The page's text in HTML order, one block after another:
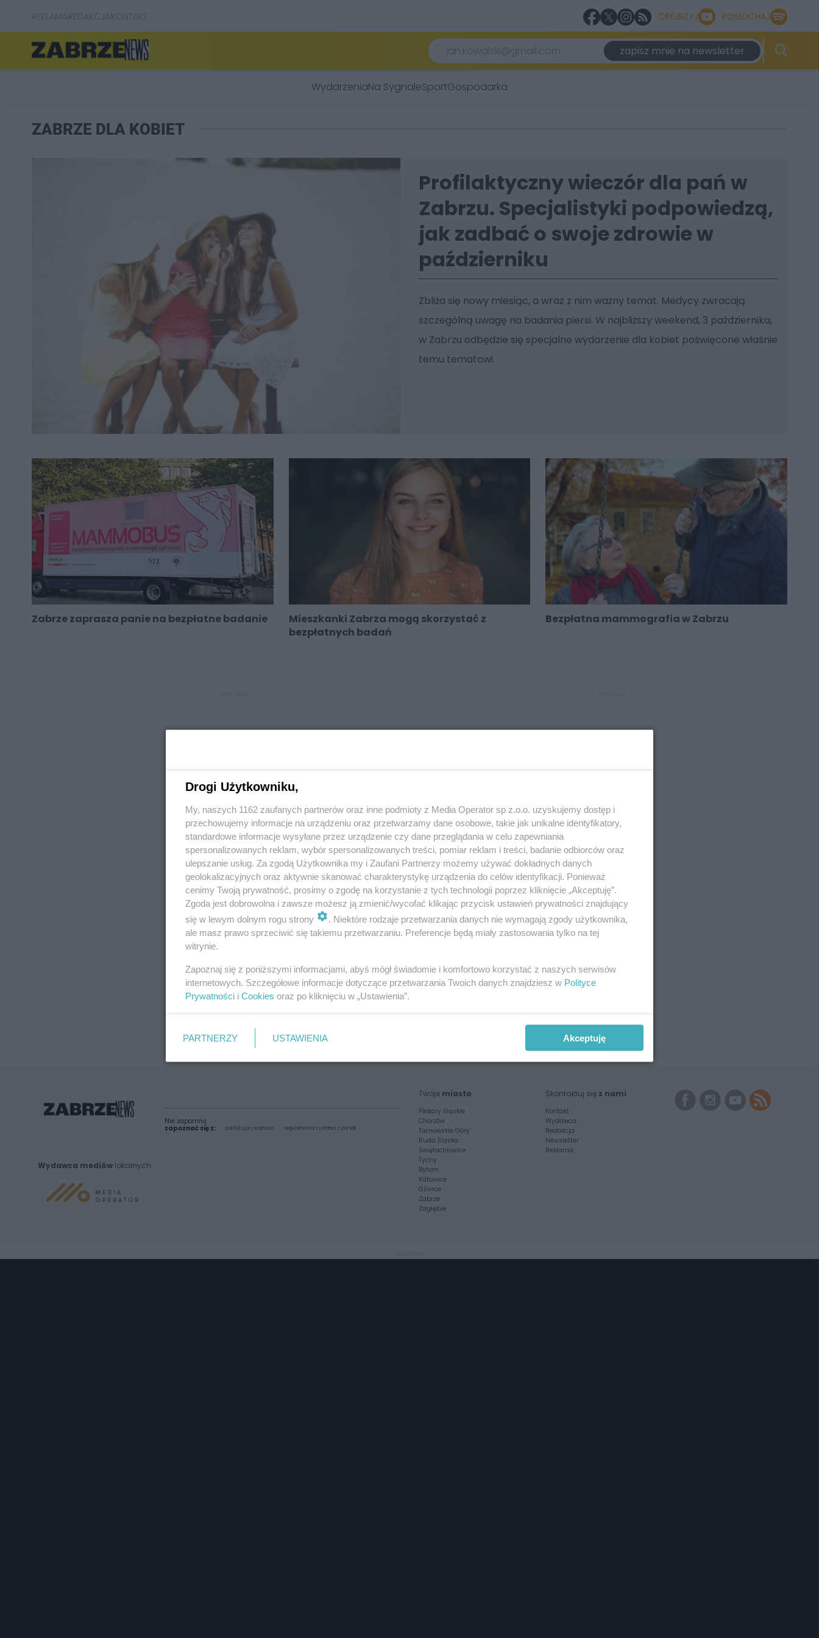
REKLAMAREDAKCJAKONTAKT OBEJRZYJ POSŁUCHAJ
zapisz mnie na newsletter
WydarzeniaNa SygnaleSportGospodarka
ZABRZE DLA KOBIET
Profilaktyczny wieczór dla pań w
Zabrzu. Specjalistyki podpowiedzą,
jak zadbać o swoje zdrowie w
październiku
Zbliża się nowy miesiąc, a wraz z nim ważny temat. Medycy zwracają
szczególną uwagę na badania piersi. W najbliższy weekend, 3 października,
w Zabrzu odbędzie się specjalne wydarzenie dla kobiet poświęcone właśnie
temu tematowi.
Zabrze zaprasza panie na bezpłatne badanie
Mieszkanki Zabrza mogą skorzystać z
bezpłatnych badań
Bezpłatna mammografia w Zabrzu
REKLAMA
Wydawca mediów lokalnych
Nie zapomnij
zapoznać się z:
polityką prywatności regulamin korzystania z portali
Twoje miasto
Piekary Śląskie
Chorzów
Tarnowskie Góry
Ruda Śląska
Świętochłowice
Tychy
Bytom
Katowice
Gliwice
Zabrze
Zagłębie
Skontaktuj się z nami
Kontakt
Wydawca
Redakcja
Newsletter
Reklama
Drogi Użytkowniku,
My, naszych 1162 zaufanych partnerów oraz inne podmioty z Media Operator sp z.o.o. uzyskujemy dostęp i
przechowujemy informacje na urządzeniu oraz przetwarzamy dane osobowe, takie jak unikalne identyfikatory,
standardowe informacje wysyłane przez urządzenie czy dane przeglądania w celu zapewniania
spersonalizowanych reklam, wybór spersonalizowanych treści, pomiar reklam i treści, badanie odbiorców oraz
ulepszanie usług. Za zgodą Użytkownika my i Zaufani Partnerzy możemy używać dokładnych danych
geolokalizacyjnych oraz aktywnie skanować charakterystykę urządzenia do celów identyfikacji. Ponieważ
cenimy Twoją prywatność, prosimy o zgodę na korzystanie z tych technologii poprzez kliknięcie „Akceptuję”.
Zgoda jest dobrowolna i zawsze możesz ją zmienić/wycofać klikając przycisk ustawień prywatności znajdujący
się w lewym dolnym rogu strony
. Niektóre rodzaje przetwarzania danych nie wymagają zgody użytkownika,
ale masz prawo sprzeciwić się takiemu przetwarzaniu. Preferencje będą miały zastosowania tylko na tej
witrynie.
Zapoznaj się z poniższymi informacjami, abyś mógł świadomie i komfortowo korzystać z naszych serwisów
internetowych. Szczegółowe informacje dotyczące przetwarzania Twoich danych znajdziesz w Polityce
Prywatności i Cookies oraz po kliknięciu w „Ustawienia”.
PARTNERZY USTAWIENIA Akceptuję